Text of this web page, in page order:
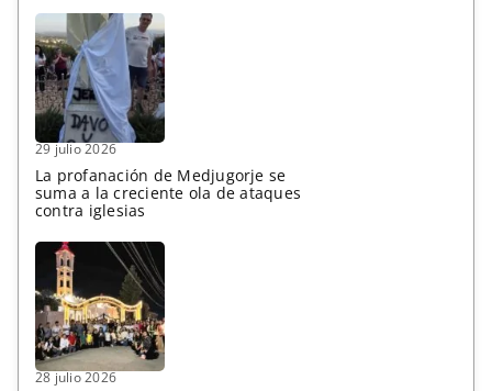
29 julio 2026
La profanación de Medjugorje se
suma a la creciente ola de ataques
contra iglesias
28 julio 2026